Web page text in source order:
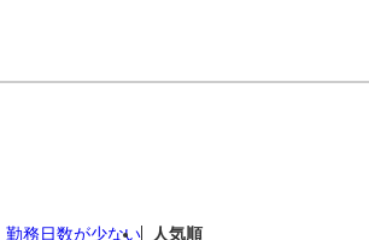
勤務日数が少ない 人気順